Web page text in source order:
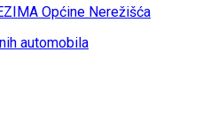
Općine Nerežišća
automobila